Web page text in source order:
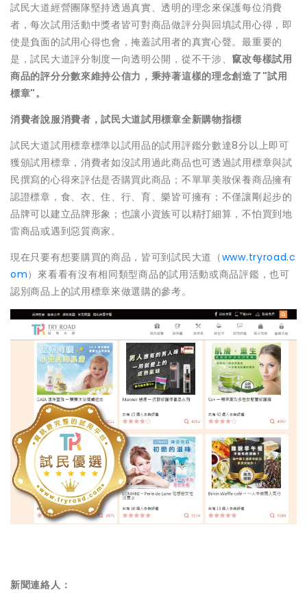
試民大道經營團隊堅持透過真實、透明的理念來保護每位消費
者，每次試用活動中獎者皆可對商品做評分與回填試用心得，即
使是負面的試用心得也會，掩蓋試用者的真實心聲。最重要的
是，試民大道評分制度一向透明公開，從不干涉、 竄改每樣試用
商品的評分分數來維持公信力，秉持著這樣的理念創造了"試用
標章"。
消費者說服消費者，試民大道試用標章全新購物指標
試民大道試用標章標準以試用品的試用評鑑分數達8分以上即可
獲頒試用標章，消費者如沒試用過此商品也可透過試用標章與試
民撰寫的心得來評估是否購買此商品；不單單美妝保養商品擁有
認證標章，食、衣、住、行、育、樂皆可擁有；不僅讓剛起步的
品牌可以建立品牌形象；也讓小資族可以精打細算，不怕買到地
雷商品或遇到惡質商家。
現在只要有想要購買的商品，皆可到試民大道（www.tryroad.c
om）來看看有沒有相同類型商品的試用活動或商品評鑑，也可
認別商品上的試用標章來做選購的參考。
新聞連絡人：